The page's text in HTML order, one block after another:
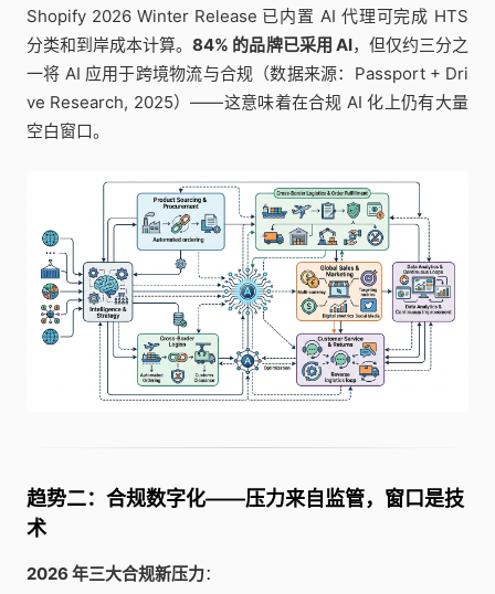
Shopify 2026 Winter Release 已内置 AI 代理可完成 HTS
分类和到岸成本计算。84% 的品牌已采用 AI，但仅约三分之
一将 AI 应用于跨境物流与合规（数据来源：Passport + Dri
ve Research, 2025）——这意味着在合规 AI 化上仍有大量
空白窗口。
趋势二：合规数字化——压力来自监管，窗口是技
术
2026 年三大合规新压力：